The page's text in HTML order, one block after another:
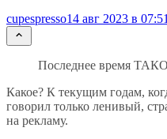
cupespresso14 авг 2023 в 07:51
Последнее время
Какое? К текущим годам,
говорил только ленивый,
на рекламу.